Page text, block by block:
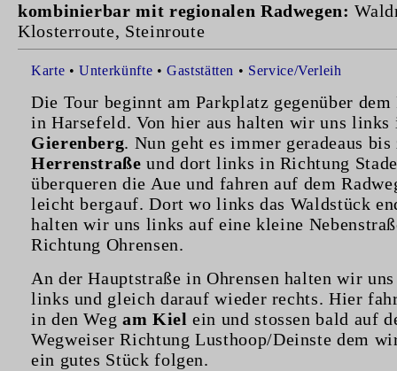
kombinierbar mit regionalen Radwegen:
Klosterroute, Steinroute
Karte •Unterkünfte •Gaststätten • Service/Verleih
Die Tour beginnt am Parkplatz gegenüber dem
in Harsefeld. Von hier aus halten wir uns links
Gierenberg. Nun geht es immer geradeaus bis
Herrenstraße und dort links in Richtung
überqueren die Aue und fahren auf dem
leicht bergauf. Dort wo links das Waldstück
halten wir uns links auf eine kleine
Richtung Ohrensen.
An der Hauptstraße in Ohrensen halten wir
links und gleich darauf wieder rechts. Hier
in den Wegam Kiel ein und stossen bald auf
Wegweiser Richtung Lusthoop/Deinste dem
ein gutes Stück folgen.